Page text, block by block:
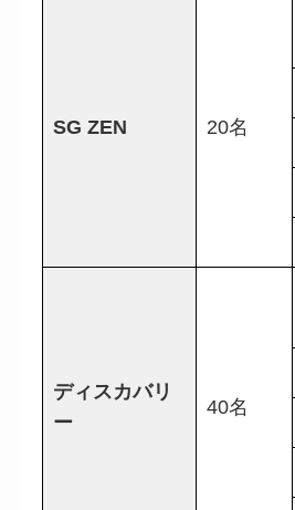
SG ZEN 20名
ディスカバリ
ー
40名